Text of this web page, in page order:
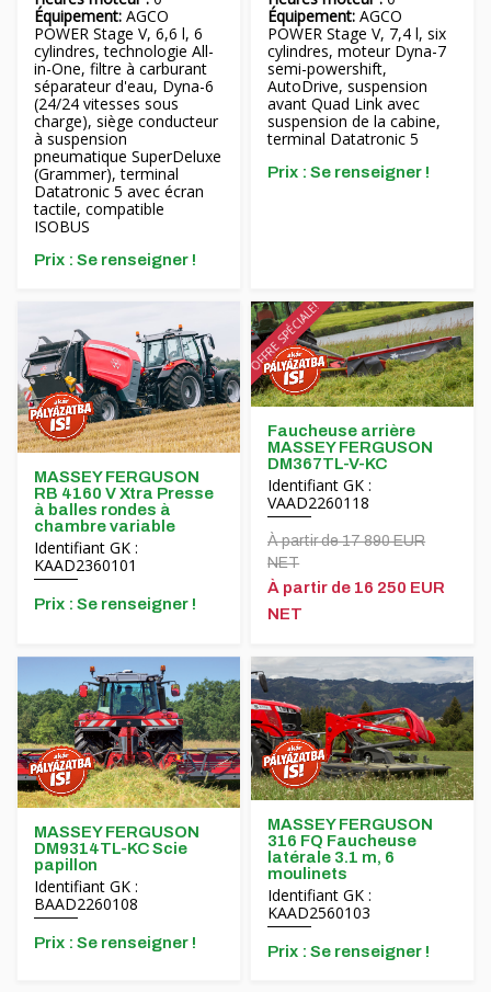
Équipement: AGCO
POWER Stage V, 6,6 l, 6
cylindres, technologie All-
in-One, filtre à carburant
séparateur d'eau, Dyna-6
(24/24 vitesses sous
charge), siège conducteur
à suspension
pneumatique SuperDeluxe
(Grammer), terminal
Datatronic 5 avec écran
tactile, compatible
ISOBUS
Prix ​​: Se renseigner !
Équipement: AGCO
POWER Stage V, 7,4 l, six
cylindres, moteur Dyna-7
semi-powershift,
AutoDrive, suspension
avant Quad Link avec
suspension de la cabine,
terminal Datatronic 5
Prix ​​: Se renseigner !
MASSEY FERGUSON
RB 4160 V Xtra Presse
à balles rondes à
chambre variable
Identifiant GK :
KAAD2360101
Prix ​​: Se renseigner !
OFFRE SPÉCIALE!
Faucheuse arrière
MASSEY FERGUSON
DM367TL-V-KC
Identifiant GK :
VAAD2260118
À partir de 17 890 EUR
NET
À partir de 16 250 EUR
NET
MASSEY FERGUSON
DM9314TL-KC Scie
papillon
Identifiant GK :
BAAD2260108
Prix ​​: Se renseigner !
MASSEY FERGUSON
316 FQ Faucheuse
latérale 3.1 m, 6
moulinets
Identifiant GK :
KAAD2560103
Prix ​​: Se renseigner !